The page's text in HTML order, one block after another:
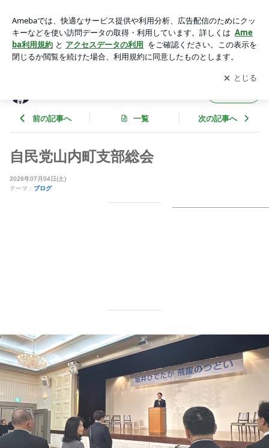
wered by Ameba
アプリをダウンロードして ブログの更新通知
を受け取りまし
ょう。
開く
前の記事へ 一覧 次の記事へ
自民党山内町支部総会
2026年07月04日(土)
テーマ： ブログ